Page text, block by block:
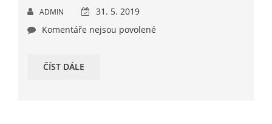
ADMIN
31. 5. 2019
Komentáře nejsou povolené
ČÍST DÁLE